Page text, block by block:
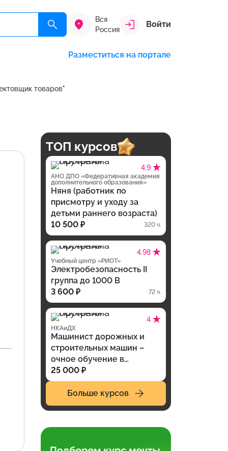
Вся
Россия
Войти
Разместиться на портале
товаров"
ТОП курсов
4.9
АНО ДПО «Федеративная академия
дополнительного образования»
Няня (работник по
присмотру и уходу за
детьми раннего возраста)
10 500 ₽
320 ч.
4.98
Учебный центр «РИОТ»
Электробезопасность II
группа до 1000 В
3 600 ₽
72 ч.
4
НКАиДХ
Машинист дорожных и
строительных машин –
очное обучение в
Новосибирске
25 000 ₽
Больше курсов